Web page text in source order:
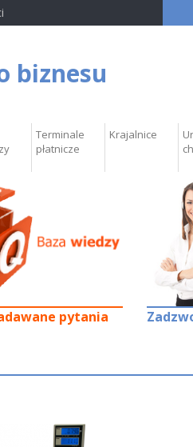
biznesu
Terminale
płatnicze
Krajalnice
pytania